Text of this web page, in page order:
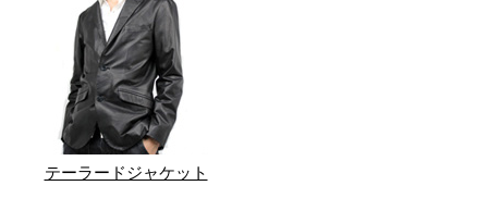
テーラードジャケット